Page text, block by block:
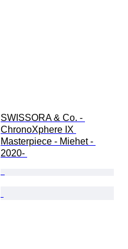
SWISSORA & Co. -
ChronoXphere IX
Masterpiece - Miehet -
2020-